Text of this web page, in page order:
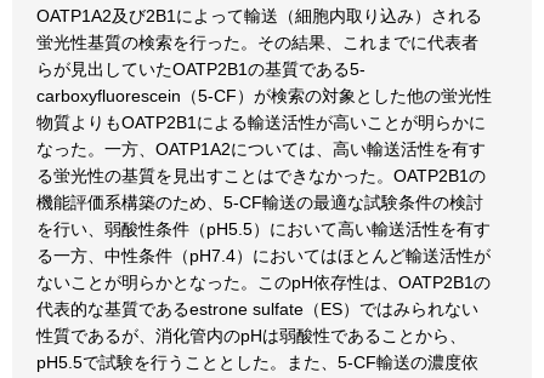
OATP1A2及び2B1によって輸送（細胞内取り込み）される
蛍光性基質の検索を行った。その結果、これまでに代表者
らが見出していたOATP2B1の基質である5-
carboxyfluorescein（5-CF）が検索の対象とした他の蛍光性
物質よりもOATP2B1による輸送活性が高いことが明らかに
なった。一方、OATP1A2については、高い輸送活性を有す
る蛍光性の基質を見出すことはできなかった。OATP2B1の
機能評価系構築のため、5-CF輸送の最適な試験条件の検討
を行い、弱酸性条件（pH5.5）において高い輸送活性を有す
る一方、中性条件（pH7.4）においてはほとんど輸送活性が
ないことが明らかとなった。このpH依存性は、OATP2B1の
代表的な基質であるestrone sulfate（ES）ではみられない
性質であるが、消化管内のpHは弱酸性であることから、
pH5.5で試験を行うこととした。また、5-CF輸送の濃度依